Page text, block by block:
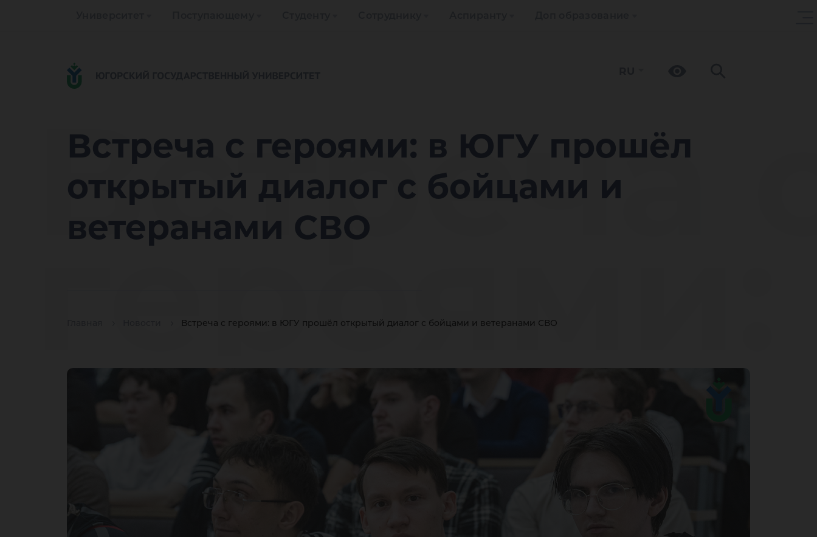
Встреча с героями: в ЮГУ прошёл
открытый диалог с бойцами и
ветеранами СВО
Встреча с героями: в ЮГУ прошёл открытый диалог с бойцами и ветеранами СВО
Встреча
героями:
ЮГУ